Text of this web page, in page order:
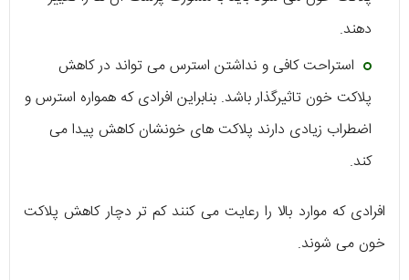
دهند.
استراحت کافی و نداشتن استرس می تواند در کاهش
پلاکت خون تاثیرگذار باشد. بنابراین افرادی که همواره استرس و
اضطراب زیادی دارند پلاکت های خونشان کاهش پیدا می
کند.
افرادی که موارد بالا را رعایت می کنند کم تر دچار کاهش پلاکت
خون می شوند.